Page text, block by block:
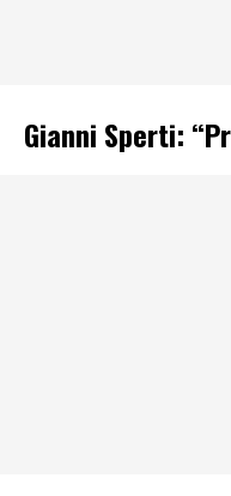
Gianni Sperti: